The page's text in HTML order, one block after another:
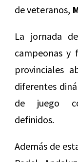
de veteranos,
La jornada
campeonas y
provinciales
diferentes
de juego
definidos.
Además de